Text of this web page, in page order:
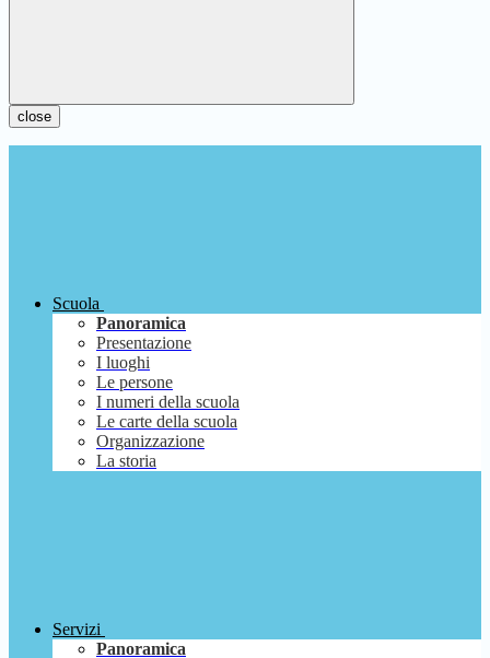
close
Scuola
Panoramica
Presentazione
I luoghi
Le persone
I numeri della scuola
Le carte della scuola
Organizzazione
La storia
Servizi
Panoramica